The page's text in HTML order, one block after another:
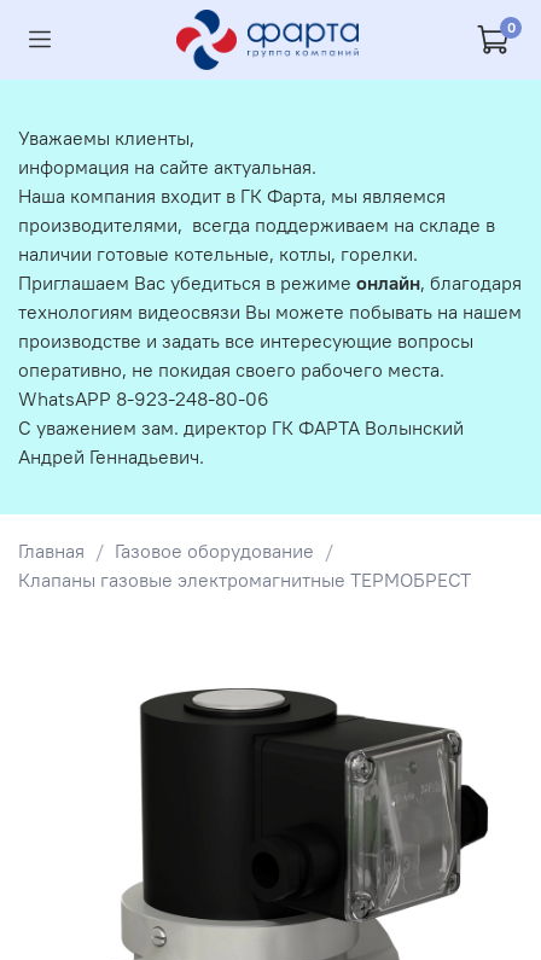
0
Главная
Газовое оборудование
Клапаны газовые электромагнитные ТЕРМОБРЕСТ
Уважаемы клиенты,
информация на сайте актуальная.
Наша компания входит в ГК Фарта, мы являемся
производителями, всегда поддерживаем на складе в
наличии готовые котельные, котлы, горелки.
Приглашаем Вас убедиться в режиме онлайн, благодаря
технологиям видеосвязи Вы можете побывать на нашем
производстве и задать все интересующие вопросы
оперативно, не покидая своего рабочего места.
WhatsAPP 8-923-248-80-06
С уважением зам. директор ГК ФАРТА Волынский
Андрей Геннадьевич.